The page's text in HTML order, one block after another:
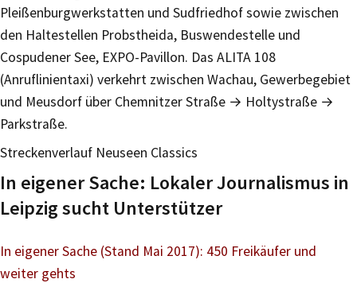
Pleißenburgwerkstatten und Sudfriedhof sowie zwischen
den Haltestellen Probstheida, Buswendestelle und
Cospudener See, EXPO-Pavillon. Das ALITA 108
(Anruflinientaxi) verkehrt zwischen Wachau, Gewerbegebiet
und Meusdorf über Chemnitzer Straße → Holtystraße →
Parkstraße.
Streckenverlauf Neuseen Classics
In eigener Sache: Lokaler Journalismus in
Leipzig sucht Unterstützer
In eigener Sache (Stand Mai 2017): 450 Freikäufer und
weiter gehts